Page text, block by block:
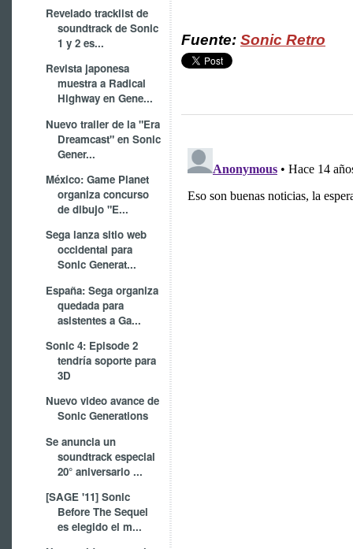
Revelado tracklist de
soundtrack de Sonic
1 y 2 es...
Revista japonesa
muestra a Radical
Highway en Gene...
Nuevo trailer de la "Era
Dreamcast" en Sonic
Gener...
México: Game Planet
organiza concurso
de dibujo "E...
Sega lanza sitio web
occidental para
Sonic Generat...
España: Sega organiza
quedada para
asistentes a Ga...
Sonic 4: Episode 2
tendría soporte para
3D
Nuevo video avance de
Sonic Generations
Se anuncia un
soundtrack especial
20° aniversario ...
[SAGE '11] Sonic
Before The Sequel
es elegido el m...
Fuente: Sonic Retro